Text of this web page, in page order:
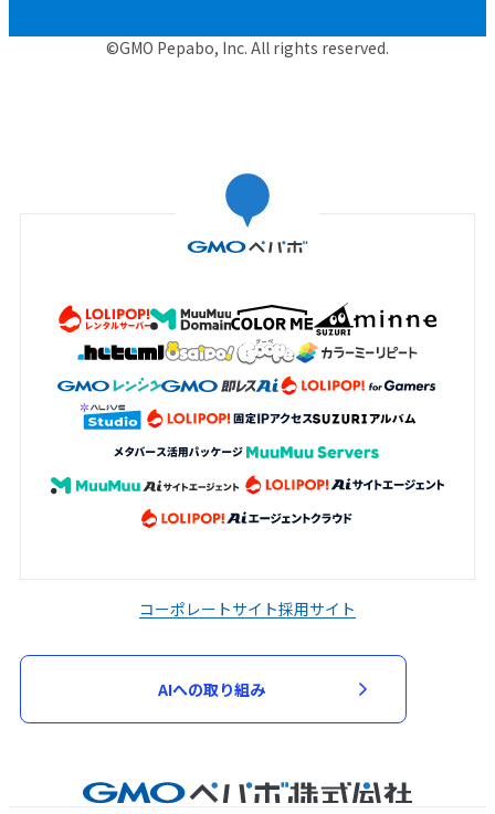
©GMO Pepabo, Inc. All rights reserved.
コーポレートサイト採用サイト
AIへの取り組み